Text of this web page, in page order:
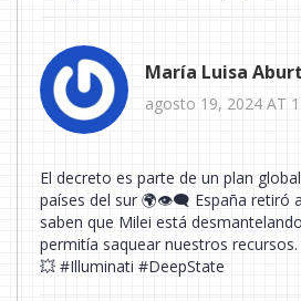
María Luisa
agosto 19, 2024 AT
El decreto es parte de un plan
países del sur 🌍👁️‍🗨️ España retiró
saben que Milei está
permitía saquear nuestros recursos.
💥 #Illuminati #DeepState